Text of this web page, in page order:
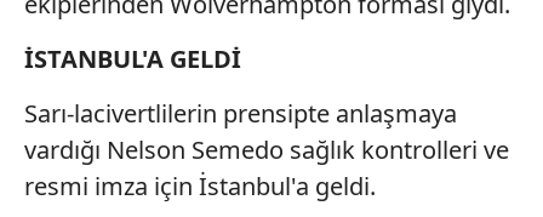
İSTANBUL'A GELDİ
Sarı-lacivertlilerin prensipte anlaşmaya
vardığı Nelson Semedo sağlık kontrolleri ve
resmi imza için İstanbul'a geldi.